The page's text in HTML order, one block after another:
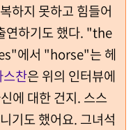
하지 못하고 힘들어
연하기도 했다. "the
에서 "horse"는 헤
스찬은 위의 인터뷰에
에 대한 건지. 스스
기도 했어요. 그녀석